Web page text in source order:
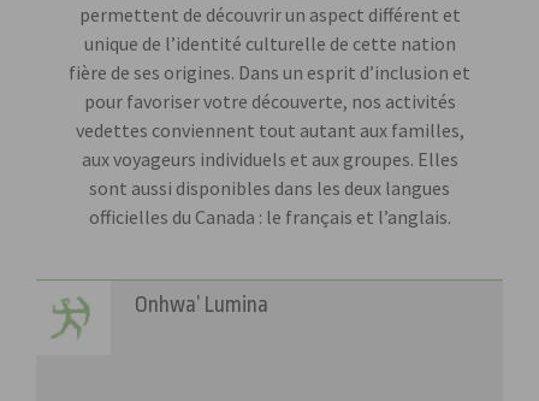
permettent de découvrir un aspect différent et
unique de l’identité culturelle de cette nation
fière de ses origines. Dans un esprit d’inclusion et
pour favoriser votre découverte, nos activités
vedettes conviennent tout autant aux familles,
aux voyageurs individuels et aux groupes. Elles
sont aussi disponibles dans les deux langues
officielles du Canada : le français et l’anglais.
Onhwa’ Lumina